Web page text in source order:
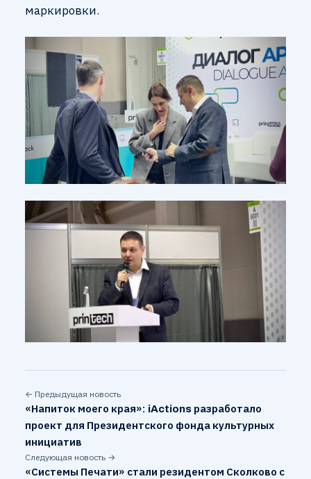
маркировки.
← Предыдущая новость
«Напиток моего края»: iActions разработало
проект для Президентского фонда культурных
инициатив
Следующая новость →
«Системы Печати» стали резидентом Сколково с